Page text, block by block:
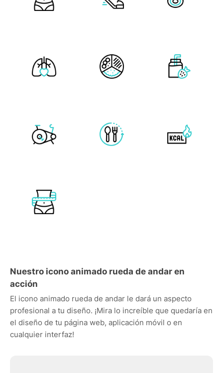
Nuestro icono animado rueda de andar en
acción
El icono animado rueda de andar le dará un aspecto
profesional a tu diseño. ¡Mira lo increíble que quedaría en
el diseño de tu página web, aplicación móvil o en
cualquier interfaz!